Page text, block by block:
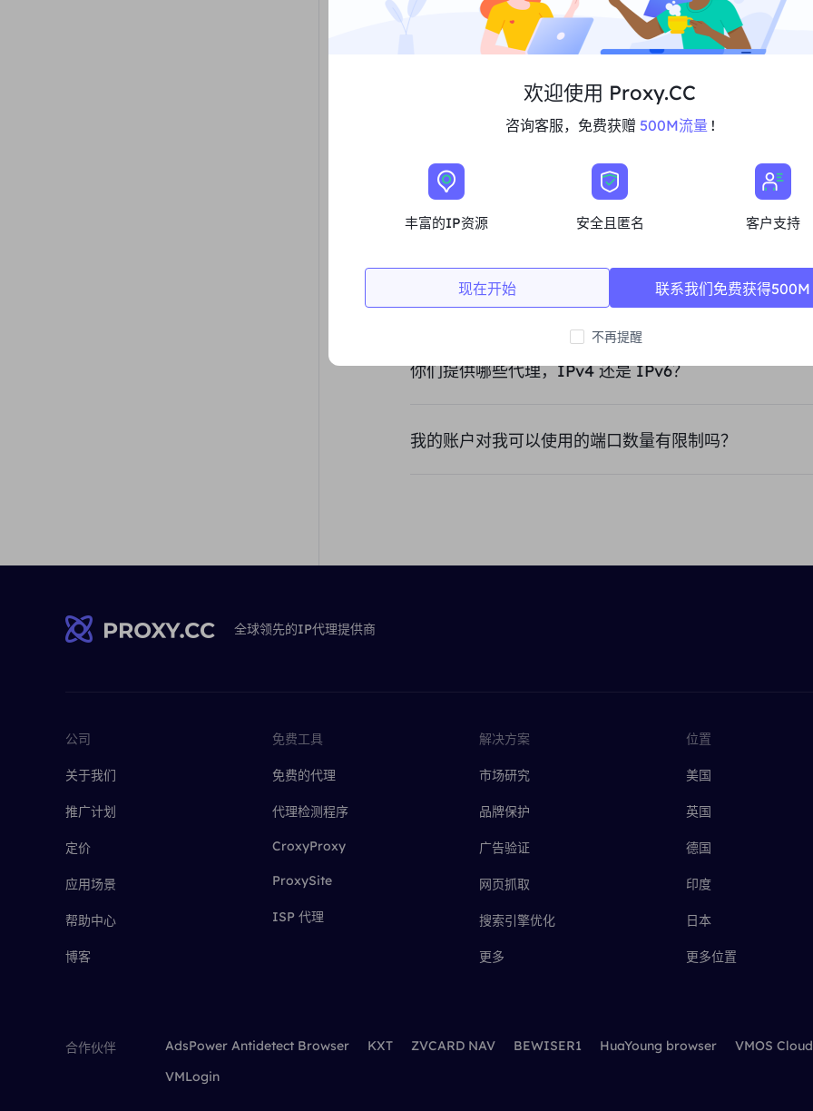
IP 检测结果与我购买提取的地区不符怎么办？
什么是静态住宅代理？
什么是不限流量套餐？
你们支持API 认证提取方式吗？
我应该选择哪种代理类型：动态住宅代理、静态住宅代
你们提供哪些代理，IPv4 还是 IPv6？
我的账户对我可以使用的端口数量有限制吗？
全球领先的IP代理提供商
公司
关于我们
推广计划
定价
应用场景
帮助中心
博客
免费工具
免费的代理
代理检测程序
CroxyProxy
ProxySite
ISP 代理
解决方案
市场研究
品牌保护
广告验证
网页抓取
搜索引擎优化
更多
位置
美国
英国
德国
印度
日本
更多位置
合作伙伴 AdsPower Antidetect Browser KXT ZVCARD NAV BEWISER1 HuaYoung browser VMOS Cloud
VMLogin
欢迎使用 Proxy.CC
咨询客服，免费获赠 500M流量 !
丰富的IP资源 安全且匿名 客户支持
现在开始 联系我们免费获得500M
不再提醒